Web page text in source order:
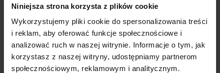
Niniejsza strona korzysta z plików cookie
Wykorzystujemy pliki cookie do spersonalizowania treści
i reklam, aby oferować funkcje społecznościowe i
analizować ruch w naszej witrynie. Informacje o tym, jak
korzystasz z naszej witryny, udostępniamy partnerom
społecznościowym, reklamowym i analitycznym.
Wypożycz wózek